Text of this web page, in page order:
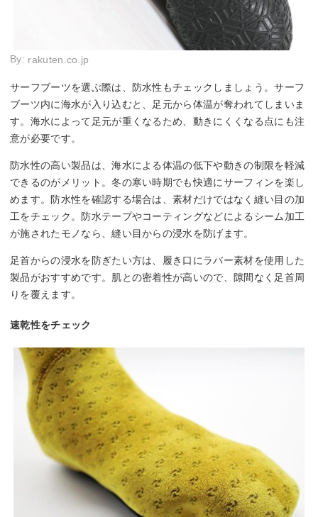
By: rakuten.co.jp
サーフブーツを選ぶ際は、防水性もチェックしましょう。サーフ
ブーツ内に海水が入り込むと、足元から体温が奪われてしまいま
す。海水によって足元が重くなるため、動きにくくなる点にも注
意が必要です。
防水性の高い製品は、海水による体温の低下や動きの制限を軽減
できるのがメリット。冬の寒い時期でも快適にサーフィンを楽し
めます。防水性を確認する場合は、素材だけではなく縫い目の加
工をチェック。防水テープやコーティングなどによるシーム加工
が施されたモノなら、縫い目からの浸水を防げます。
足首からの浸水を防ぎたい方は、履き口にラバー素材を使用した
製品がおすすめです。肌との密着性が高いので、隙間なく足首周
りを覆えます。
速乾性をチェック